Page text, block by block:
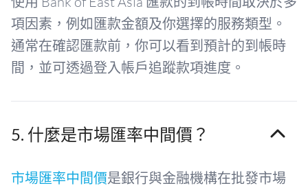
項因素，例如匯款金額及你選擇的服務類型。
通常在確認匯款前，你可以看到預計的到帳時
間，並可透過登入帳戶追蹤款項進度。
5. 什麼是市場匯率中間價？
市場匯率中間價是銀行與金融機構在批發市場